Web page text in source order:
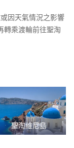
因天氣情況之影響
轉乘渡輪前往聖淘
聖淘維尼島